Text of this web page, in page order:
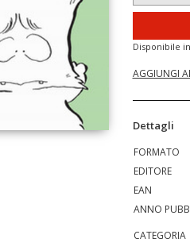
Disponibile
AGGIUNGI
Dettagli
FORMATO
EDITORE
EAN
ANNO
CATEGORIA